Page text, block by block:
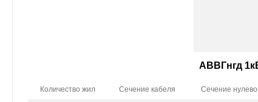
АВВГнгд
Количество жил Сечение кабеля Сечение